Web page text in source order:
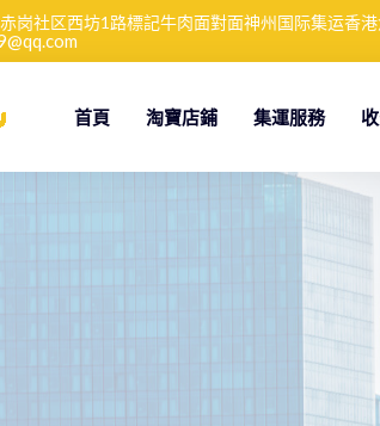
岗社区西坊1路標記牛肉面對面神州国际集运香
首頁 淘寶店鋪 集運服務